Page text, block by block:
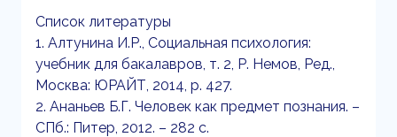
Список литературы
1. Алтунина И.Р., Социальная психология:
учебник для бакалавров, т. 2, Р. Немов, Ред.,
Москва: ЮРАЙТ, 2014, p. 427.
2. Ананьев Б.Г. Человек как предмет познания. –
СПб.: Питер, 2012. – 282 с.